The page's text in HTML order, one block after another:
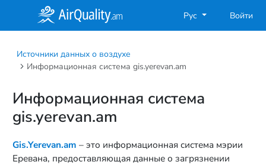
Рус Войти
Источники данных о воздухе
Информационная система gis.yerevan.am
Информационная система
gis.yerevan.am
Gis.Yerevan.am – это информационная система мэрии
Еревана, предоставляющая данные о загрязнении